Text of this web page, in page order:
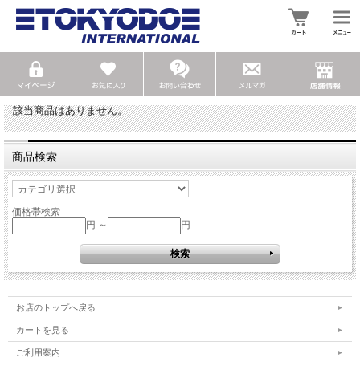
該当商品はありません。
商品検索
価格帯検索
円 ～
円
お店のトップへ戻る
カートを見る
ご利用案内